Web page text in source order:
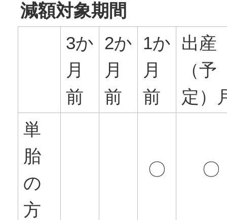
減額対象期間
3か
月
前
2か
月
前
1か
月
前
出産
（予
定）
単
胎
の
方
〇 〇